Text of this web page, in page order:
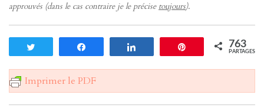
approuvés (dans le cas contraire je le précise toujours).
Enregistrer763
PARTAGES
Imprimer le PDF